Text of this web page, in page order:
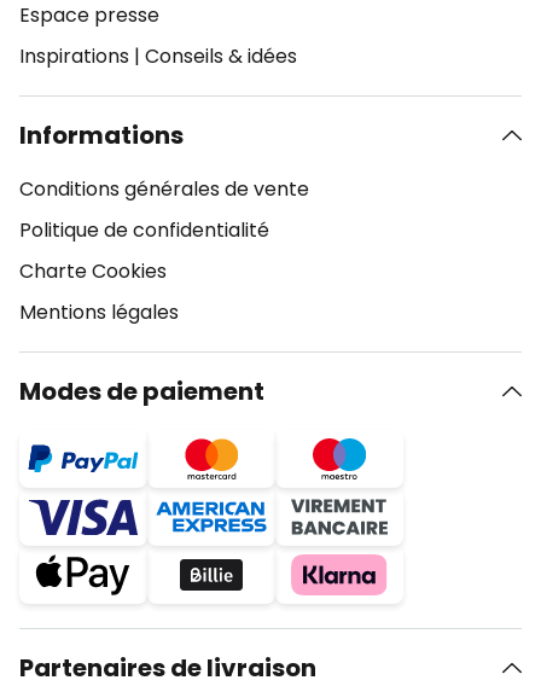
Espace presse
Inspirations | Conseils & idées
Informations
Conditions générales de vente
Politique de confidentialité
Charte Cookies
Mentions légales
Modes de paiement
Partenaires de livraison